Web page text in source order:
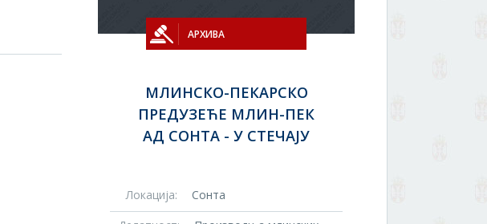
АРХИВА
МЛИНСКО-ПЕКАРСКО
ПРЕДУЗЕЋЕ МЛИН-ПЕК
АД СОНТА - У СТЕЧАЈУ
Локација:
Сонта